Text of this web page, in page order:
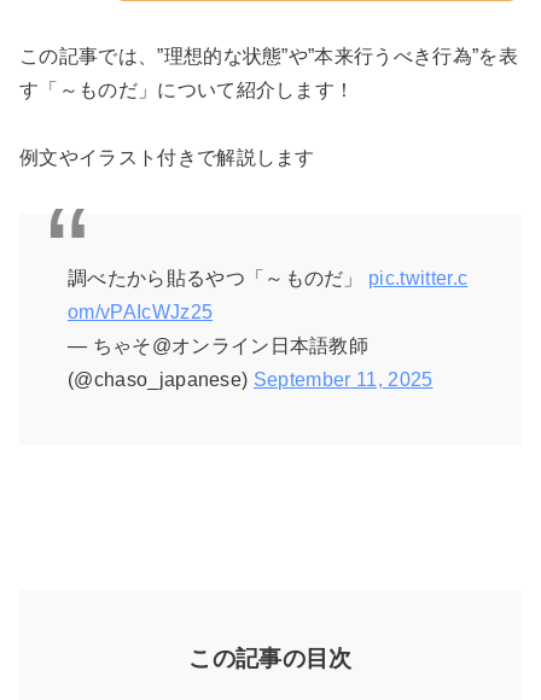
この記事では、”理想的な状態”や”本来行うべき行為”を表
す「～ものだ」について紹介します！
例文やイラスト付きで解説します
調べたから貼るやつ「～ものだ」 pic.twitter.c
om/vPAIcWJz25
— ちゃそ@オンライン日本語教師
(@chaso_japanese) September 11, 2025
この記事の目次